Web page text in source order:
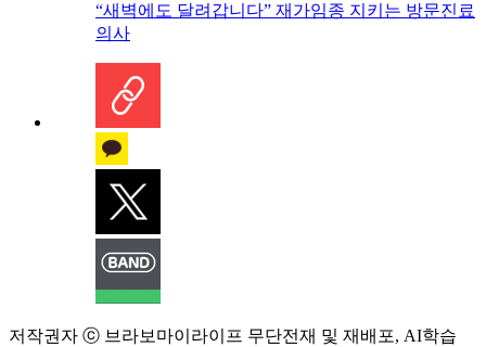
“새벽에도 달려갑니다” 재가임종 지키는 방문진료
의사
저작권자 ⓒ 브라보마이라이프 무단전재 및 재배포, AI학습